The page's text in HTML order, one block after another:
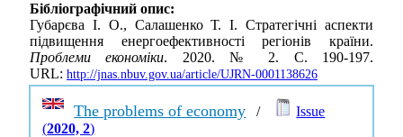
Бібліографічний опис:
Губарєва І. О., Салашенко Т. І. Стратегічні аспекти
підвищення енергоефективності регіонів країни.
Проблеми економіки. 2020. № 2. С. 190-197.
URL: http://jnas.nbuv.gov.ua/article/UJRN-0001138626
The problems of economy /
Issue
(2020, 2)